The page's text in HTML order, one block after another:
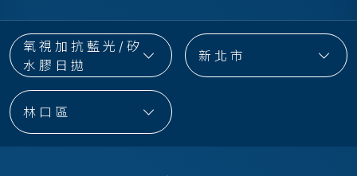
氧視加抗藍光/矽
水膠日拋
新北市
林口區